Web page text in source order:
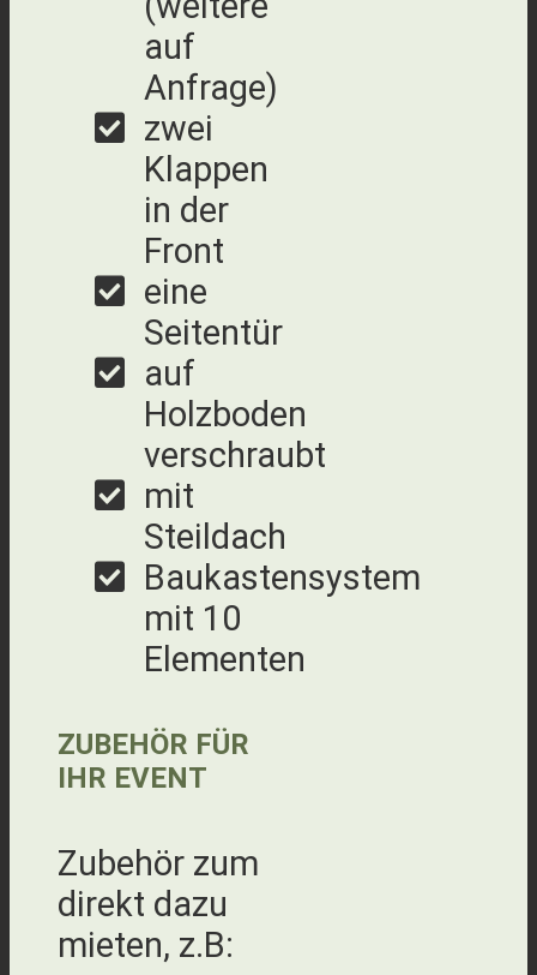
auf
Anfrage)
zwei
Klappen
in der
Front
eine
Seitentür
auf
Holzboden
verschraubt
mit
Steildach
Baukastensystem
mit 10
Elementen
ZUBEHÖR FÜR
IHR EVENT
Zubehör zum
direkt dazu
mieten, z.B: